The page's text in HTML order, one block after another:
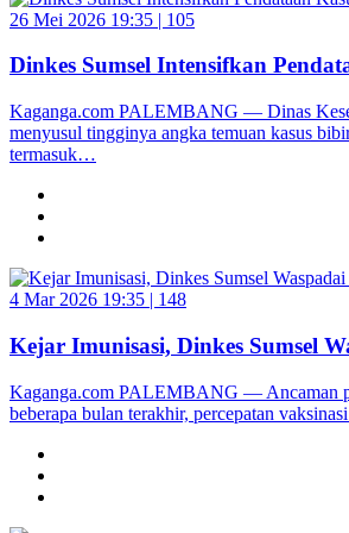
26 Mei 2026 19:35 | 105
Dinkes Sumsel Intensifkan
Kaganga.com PALEMBANG — Dinas
menyusul tingginya angka temuan kasus
termasuk…
4 Mar 2026 19:35 | 148
Kejar Imunisasi, Dinkes Sumsel
Kaganga.com PALEMBANG — Ancaman
beberapa bulan terakhir, percepatan